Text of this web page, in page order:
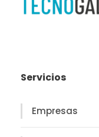
Servicios
Empresas